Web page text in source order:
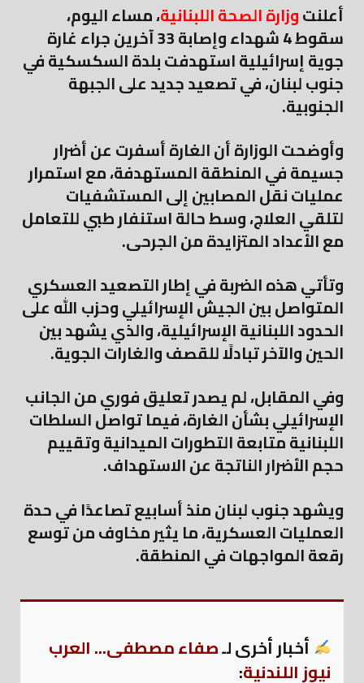
أعلنتوزارة الصحة اللبنانية، مساء اليوم،
سقوط 4 شهداء وإصابة 33 آخرين جراء غارة
جوية إسرائيلية استهدفت بلدة السكسكية في
جنوب لبنان، في تصعيد جديد على الجبهة
الجنوبية.
وأوضحت الوزارة أن الغارة أسفرت عن أضرار
جسيمة في المنطقة المستهدفة، مع استمرار
عمليات نقل المصابين إلى المستشفيات
لتلقي العلاج، وسط حالة استنفار طبي للتعامل
مع الأعداد المتزايدة من الجرحى.
وتأتي هذه الضربة في إطار التصعيد العسكري
المتواصل بين الجيش الإسرائيلي وحزب الله على
الحدود اللبنانية الإسرائيلية، والذي يشهد بين
الحين والآخر تبادلًا للقصف والغارات الجوية.
وفي المقابل، لم يصدر تعليق فوري من الجانب
الإسرائيلي بشأن الغارة، فيما تواصل السلطات
اللبنانية متابعة التطورات الميدانية وتقييم
حجم الأضرار الناتجة عن الاستهداف.
ويشهد جنوب لبنان منذ أسابيع تصاعدًا في حدة
العمليات العسكرية، ما يثير مخاوف من توسع
رقعة المواجهات في المنطقة.
أخبار أخرى لـصفاء مصطفى... العرب
نيوز اللندنية: